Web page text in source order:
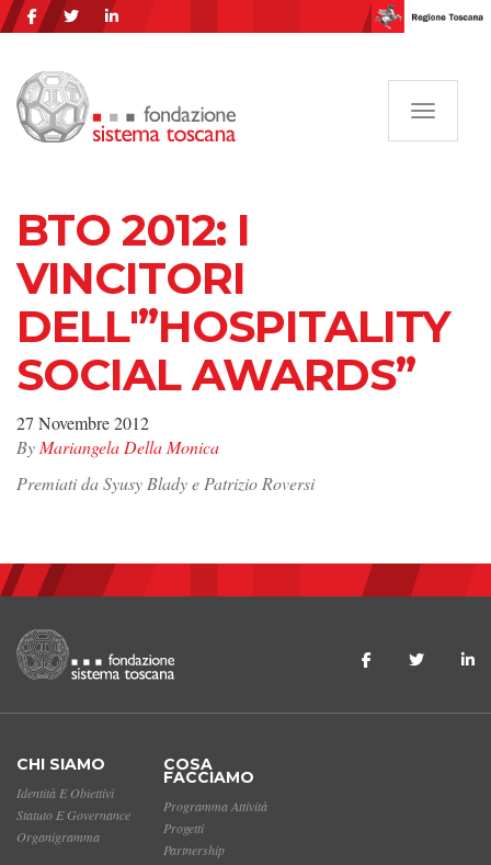
BTO 2012: I
VINCITORI
DELL'”HOSPITALITY
SOCIAL AWARDS”
27 Novembre 2012
By Mariangela Della Monica
Premiati da Syusy Blady e Patrizio Roversi
CHI SIAMO
Identità E Obiettivi
Statuto E Governance
Organigramma
COSA
FACCIAMO
Programma Attività
Progetti
Partnership